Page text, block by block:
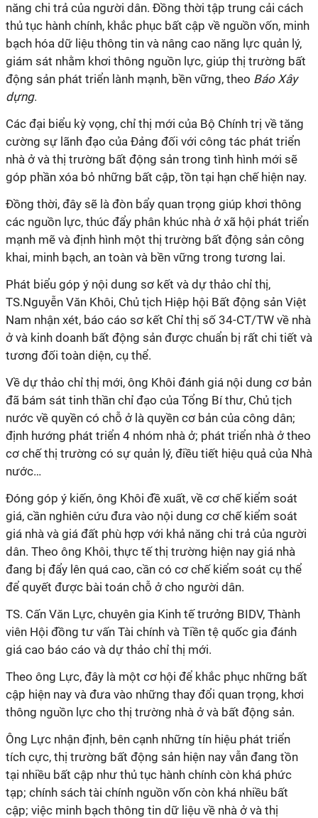
năng chi trả của người dân. Đồng thời tập trung cải cách
thủ tục hành chính, khắc phục bất cập về nguồn vốn, minh
bạch hóa dữ liệu thông tin và nâng cao năng lực quản lý,
giám sát nhằm khơi thông nguồn lực, giúp thị trường bất
động sản phát triển lành mạnh, bền vững, theo Báo Xây
dựng.
Các đại biểu kỳ vọng, chỉ thị mới của Bộ Chính trị về tăng
cường sự lãnh đạo của Đảng đối với công tác phát triển
nhà ở và thị trường bất động sản trong tình hình mới sẽ
góp phần xóa bỏ những bất cập, tồn tại hạn chế hiện nay.
Đồng thời, đây sẽ là đòn bẩy quan trọng giúp khơi thông
các nguồn lực, thúc đẩy phân khúc nhà ở xã hội phát triển
mạnh mẽ và định hình một thị trường bất động sản công
khai, minh bạch, an toàn và bền vững trong tương lai.
Phát biểu góp ý nội dung sơ kết và dự thảo chỉ thị,
TS.Nguyễn Văn Khôi, Chủ tịch Hiệp hội Bất động sản Việt
Nam nhận xét, báo cáo sơ kết Chỉ thị số 34-CT/TW về nhà
ở và kinh doanh bất động sản được chuẩn bị rất chi tiết và
tương đối toàn diện, cụ thể.
Về dự thảo chỉ thị mới, ông Khôi đánh giá nội dung cơ bản
đã bám sát tinh thần chỉ đạo của Tổng Bí thư, Chủ tịch
nước về quyền có chỗ ở là quyền cơ bản của công dân;
định hướng phát triển 4 nhóm nhà ở; phát triển nhà ở theo
cơ chế thị trường có sự quản lý, điều tiết hiệu quả của Nhà
nước…
Đóng góp ý kiến, ông Khôi đề xuất, về cơ chế kiểm soát
giá, cần nghiên cứu đưa vào nội dung cơ chế kiểm soát
giá nhà và giá đất phù hợp với khả năng chi trả của người
dân. Theo ông Khôi, thực tế thị trường hiện nay giá nhà
đang bị đẩy lên quá cao, cần có cơ chế kiểm soát cụ thể
để quyết được bài toán chỗ ở cho người dân.
TS. Cấn Văn Lực, chuyên gia Kinh tế trưởng BIDV, Thành
viên Hội đồng tư vấn Tài chính và Tiền tệ quốc gia đánh
giá cao báo cáo và dự thảo chỉ thị mới.
Theo ông Lực, đây là một cơ hội để khắc phục những bất
cập hiện nay và đưa vào những thay đổi quan trọng, khơi
thông nguồn lực cho thị trường nhà ở và bất động sản.
Ông Lực nhận định, bên cạnh những tín hiệu phát triển
tích cực, thị trường bất động sản hiện nay vẫn đang tồn
tại nhiều bất cập như thủ tục hành chính còn khá phức
tạp; chính sách tài chính nguồn vốn còn khá nhiều bất
cập; việc minh bạch thông tin dữ liệu về nhà ở và thị